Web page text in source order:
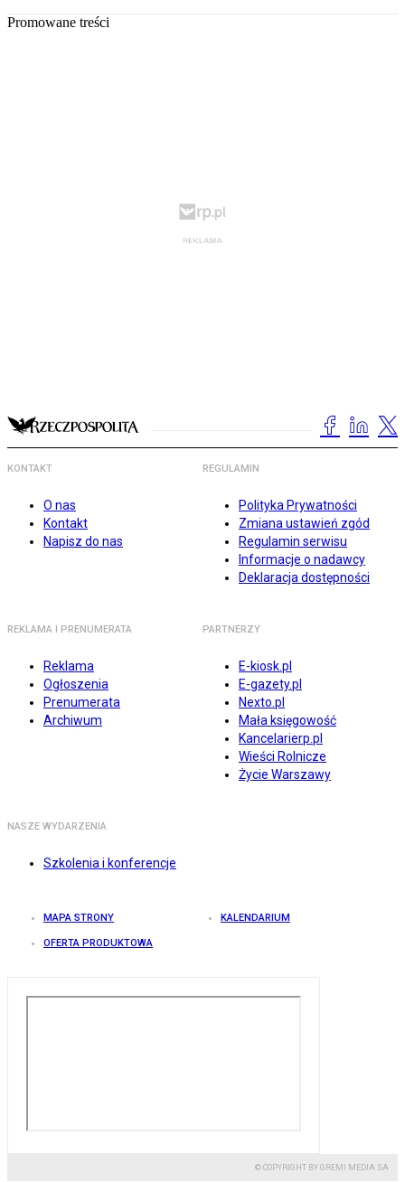
Promowane treści
KONTAKT
O nas
Kontakt
Napisz do nas
REGULAMIN
Polityka Prywatności
Zmiana ustawień zgód
Regulamin serwisu
Informacje o nadawcy
Deklaracja dostępności
REKLAMA I PRENUMERATA
Reklama
Ogłoszenia
Prenumerata
Archiwum
PARTNERZY
E-kiosk.pl
E-gazety.pl
Nexto.pl
Mała księgowość
Kancelarierp.pl
Wieści Rolnicze
Życie Warszawy
NASZE WYDARZENIA
Szkolenia i konferencje
MAPA STRONY KALENDARIUM
OFERTA PRODUKTOWA
© COPYRIGHT BY GREMI MEDIA SA